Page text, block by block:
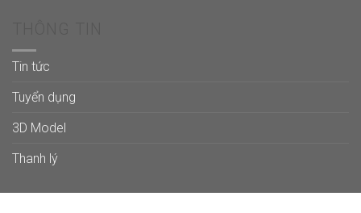
Tin tức
Tuyển dụng
3D Model
Thanh lý